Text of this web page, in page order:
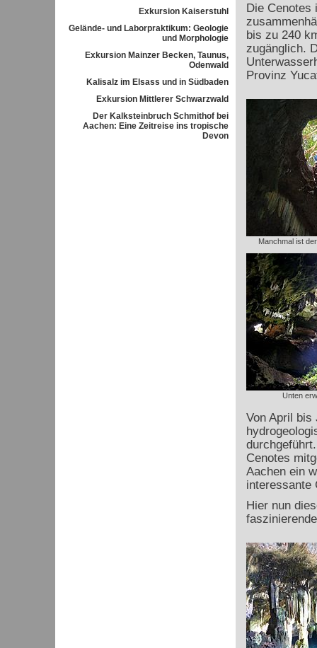
Exkursion Kaiserstuhl
Gelände- und Laborpraktikum: Geologie
und Morphologie
Exkursion Mainzer Becken, Taunus,
Odenwald
Kalisalz im Elsass und in Südbaden
Exkursion Mittlerer Schwarzwald
Der Kalksteinbruch Schmithof bei
Aachen: Eine Zeitreise ins tropische
Devon
Die Cenotes
bis zu 240
zugänglich.
Provinz
Manchmal ist
Unten
Von April bis
Cenotes
Aachen ein
interessante
Hier nun